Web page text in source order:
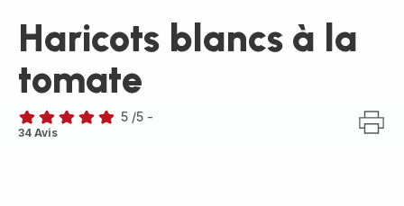
Haricots blancs à la
tomate
Avis
5 /5 -
34 Avis